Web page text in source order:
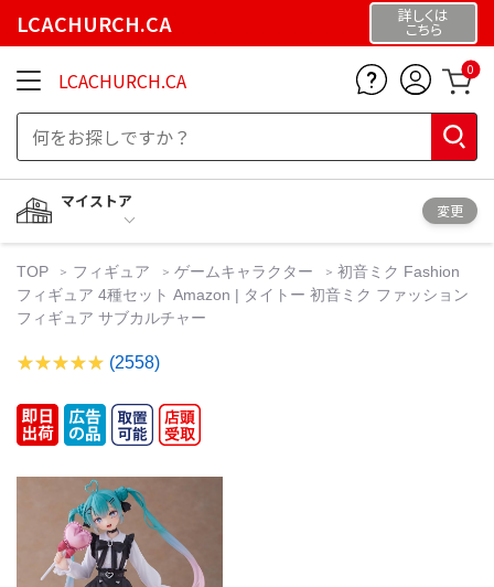
LCACHURCH.CA 詳しくは
こちら
LCACHURCH.CA 0
マイストア
変更
TOP フィギュア ゲームキャラクター
初音ミク Fashion
フィギュア 4種セット Amazon | タイトー 初音ミク ファッション
フィギュア サブカルチャー
(2558)